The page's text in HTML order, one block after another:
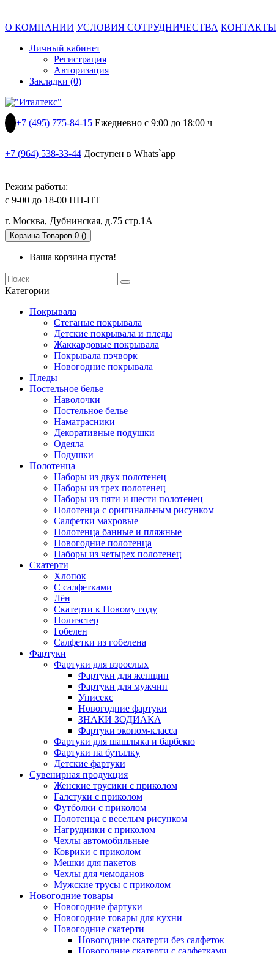
О КОМПАНИИ УСЛОВИЯ СОТРУДНИЧЕСТВА КОНТАКТЫ
Личный кабинет
Регистрация
Авторизация
Закладки (0)
+7 (495) 775-84-15 Ежедневно с 9:00 до 18:00 ч
+7 (964) 538-33-44 Доступен в Whats`app
Режим работы:
с 9-00 до 18-00 ПН-ПТ
г. Москва, Дубнинская, д.75 стр.1А
Корзина Товаров 0 ()
Ваша корзина пуста!
Категории
Покрывала
Стеганые покрывала
Детские покрывала и пледы
Жаккардовые покрывала
Покрывала пэчворк
Новогодние покрывала
Пледы
Постельное белье
Наволочки
Постельное белье
Наматрасники
Декоративные подушки
Одеяла
Подушки
Полотенца
Наборы из двух полотенец
Наборы из трех полотенец
Наборы из пяти и шести полотенец
Полотенца с оригинальным рисунком
Салфетки махровые
Полотенца банные и пляжные
Новогодние полотенца
Наборы из четырех полотенец
Скатерти
Хлопок
С салфетками
Лён
Скатерти к Новому году
Полиэстер
Гобелен
Салфетки из гобелена
Фартуки
Фартуки для взрослых
Фартуки для женщин
Фартуки для мужчин
Унисекс
Новогодние фартуки
ЗНАКИ ЗОДИАКА
Фартуки эконом-класса
Фартуки для шашлыка и барбекю
Фартуки на бутылку
Детские фартуки
Сувенирная продукция
Женские трусики с приколом
Галстуки с приколом
Футболки с приколом
Полотенца с веселым рисунком
Нагрудники с приколом
Чехлы автомобильные
Коврики с приколом
Мешки для пакетов
Чехлы для чемоданов
Мужские трусы с приколом
Новогодние товары
Новогодние фартуки
Новогодние товары для кухни
Новогодние скатерти
Новогодние скатерти без салфеток
Новогодние скатерти с салфетками